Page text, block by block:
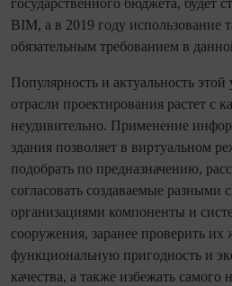
государственного бюджета, будет
BIM, а в 2019 году использование
обязательным требованием в
Популярность и актуальность
отрасли проектирования растет с
неудивительно. Применение
здания позволяет в виртуальном
подобрать по предназначению,
согласовать создаваемые разными
организациями компоненты и
сооружения, заранее проверить их
функциональную пригодность и
качества, а также избежать самого